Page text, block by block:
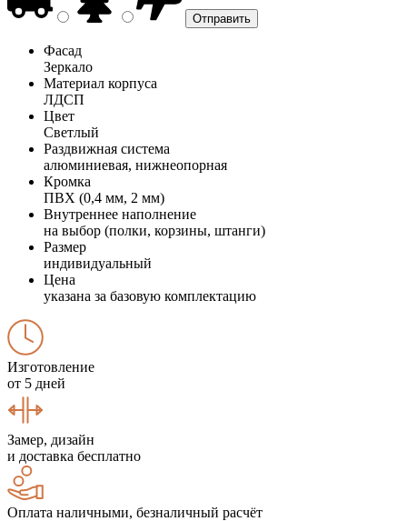
Фасад
Зеркало
Материал корпуса
ЛДСП
Цвет
Светлый
Раздвижная система
алюминиевая, нижнеопорная
Кромка
ПВХ (0,4 мм, 2 мм)
Внутреннее наполнение
на выбор (полки, корзины, штанги)
Размер
индивидуальный
Цена
указана за базовую комплектацию
Изготовление
от 5 дней
Замер, дизайн
и доставка бесплатно
Оплата наличными, безналичный расчёт